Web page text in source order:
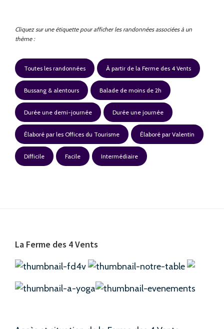
Cliquez sur une étiquette pour afficher les randonnées associées à un
thème :
Toutes les randonnées À partir de la Ferme des 4 Vents
Bussang & alentours Balade de moins de 2h
Durée une demi-journée Durée une journée
Élaboré par les Offices du Tourisme Élaboré par Valentin
Difficile Facile Intermédiaire
Footer
La Ferme des 4 Vents